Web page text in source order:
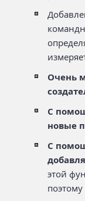
Очень
С
новые
С
этой